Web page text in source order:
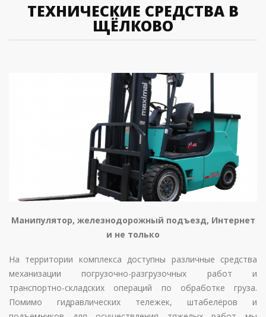
ТЕХНИЧЕСКИЕ СРЕДСТВА В
ЩЁЛКОВО
Манипулятор, железнодорожный подъезд, Интернет
и не только
На территории комплекса доступны различные средства
механизации погрузочно-разгрузочных работ и
транспортно-складских операций по обработке груза.
Помимо гидравлических тележек, штабелёров и